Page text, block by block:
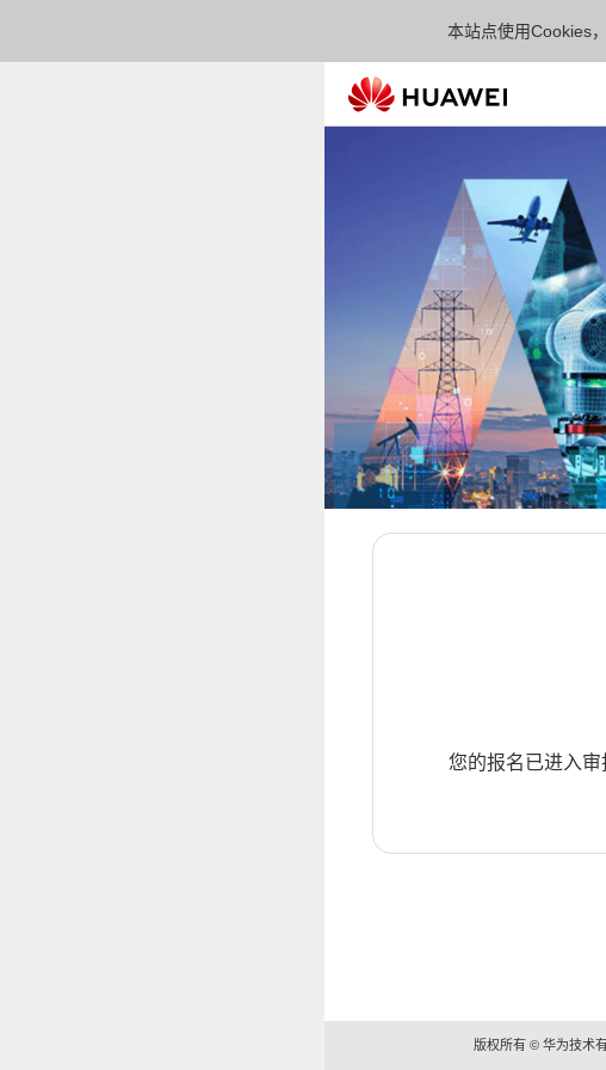
本站点使用Cookies
您的报名已进入审
版权所有 © 华为技术